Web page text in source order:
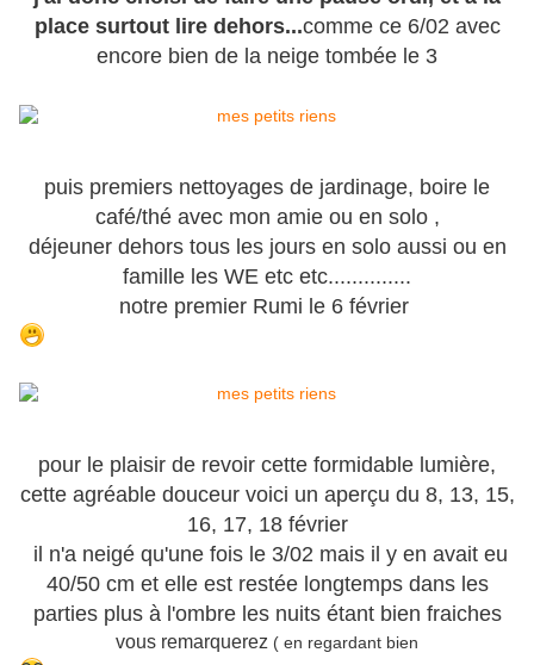
place surtout lire dehors...comme ce 6/02 avec
encore bien de la neige tombée le 3
puis premiers nettoyages de jardinage, boire le
café/thé avec mon amie ou en solo ,
déjeuner dehors tous les jours en solo aussi ou en
famille les WE etc etc..............
notre premier Rumi le 6 février
pour le plaisir de revoir cette formidable lumière,
cette agréable douceur voici un aperçu du 8, 13, 15,
16, 17, 18 février
il n'a neigé qu'une fois le 3/02 mais il y en avait eu
40/50 cm et elle est restée longtemps dans les
parties plus à l'ombre les nuits étant bien fraiches
vous remarquerez ( en regardant bien